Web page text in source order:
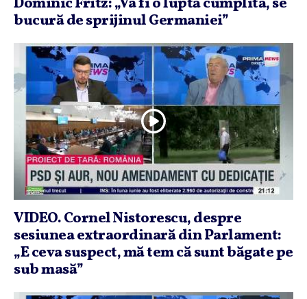
bucură de sprijinul Germaniei”
VIDEO. Cornel Nistorescu, despre
sesiunea extraordinară din Parlament:
„E ceva suspect, mă tem că sunt băgate pe
sub masă”